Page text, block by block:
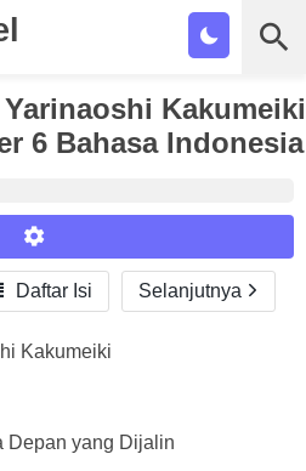
Kakumeiki
6 Bahasa Indonesia
Daftar Isi Selanjutnya
Kakumeiki
Depan yang Dijalin